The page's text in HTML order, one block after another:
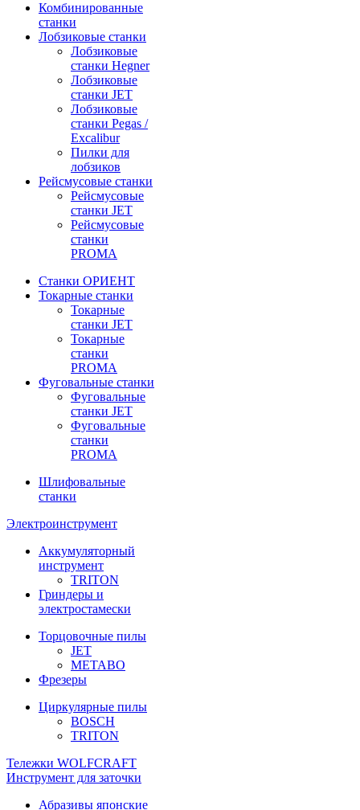
Комбинированные
станки
Лобзиковые станки
Лобзиковые
станки Hegner
Лобзиковые
станки JET
Лобзиковые
станки Pegas /
Excalibur
Пилки для
лобзиков
Рейсмусовые станки
Рейсмусовые
станки JET
Рейсмусовые
станки
PROMA
Станки ОРИЕНТ
Токарные станки
Toкарные
станки JET
Токарные
станки
PROMA
Фуговальные станки
Фуговальные
станки JET
Фуговальные
станки
PROMA
Шлифовальные
станки
Электроинструмент
Аккумуляторный
инструмент
TRITON
Гриндеры и
электростамески
Торцовочные пилы
JET
METABO
Фрезеры
Циркулярные пилы
BOSCH
TRITON
Тележки WOLFCRAFT
Инструмент для заточки
Абразивы японские